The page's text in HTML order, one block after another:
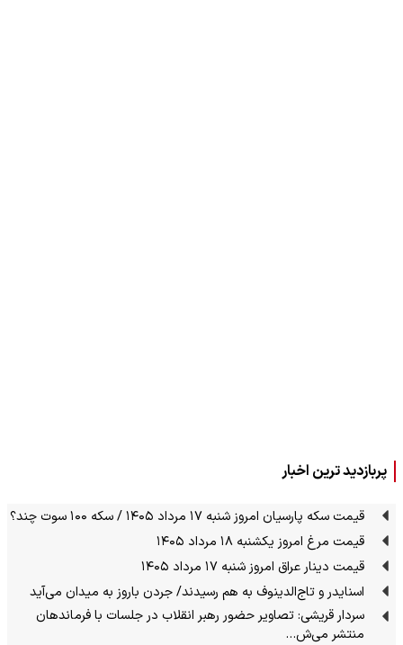
پربازدید ترین اخبار
قیمت سکه پارسیان امروز شنبه ۱۷ مرداد ۱۴۰۵ / سکه ۱۰۰ سوت چند؟
قیمت مرغ امروز یکشنبه ۱۸ مرداد ۱۴۰۵
قیمت دینار عراق امروز شنبه ۱۷ مرداد ۱۴۰۵
اسنایدر و تاج‌الدینوف به هم رسیدند/ جردن باروز به میدان می‌آید
سردار قریشی: تصاویر حضور رهبر انقلاب در جلسات با فرماندهان
منتشر می‌ش…